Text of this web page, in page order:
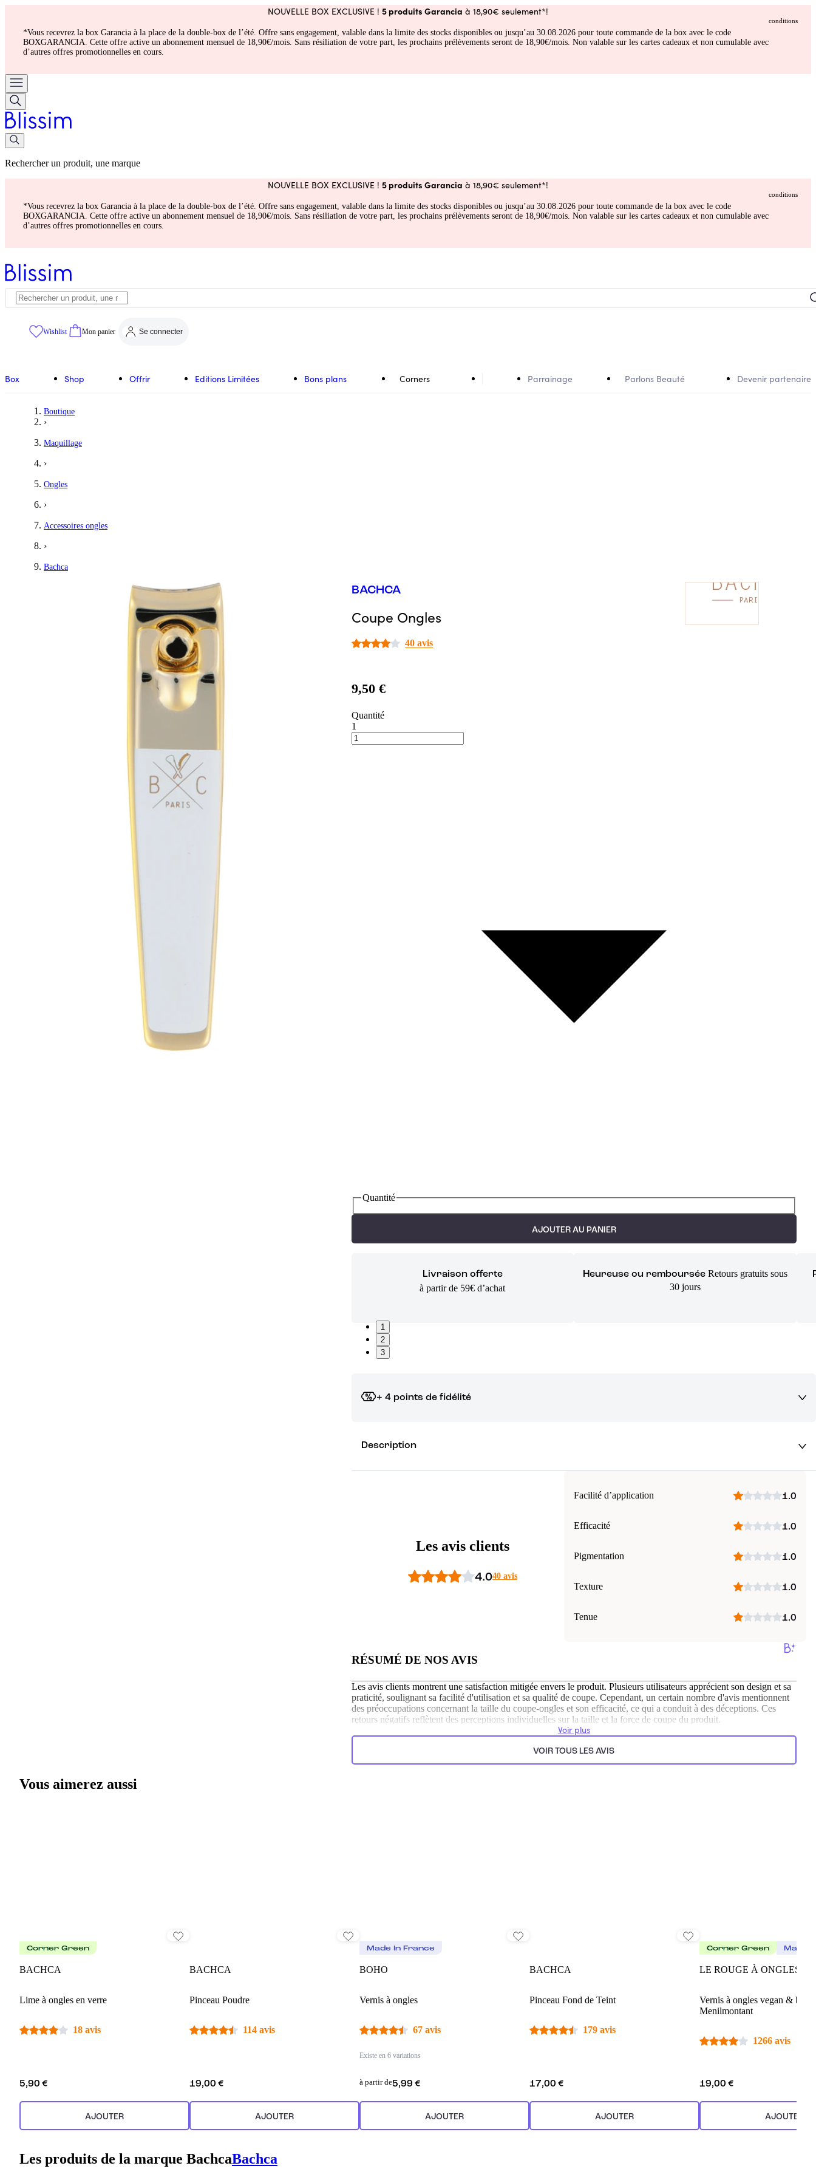
NOUVELLE BOX EXCLUSIVE ! 5 produits Garancia à 18,90€ seulement*!
conditions
*Vous recevrez la box Garancia à la place de la double-box de l’été. Offre sans engagement, valable dans la limite des stocks disponibles ou jusqu’au 30.08.2026 pour toute commande de la box avec le code
BOXGARANCIA. Cette offre active un abonnement mensuel de 18,90€/mois. Sans résiliation de votre part, les prochains prélèvements seront de 18,90€/mois. Non valable sur les cartes cadeaux et non cumulable avec
d’autres offres promotionnelles en cours.
Rechercher un produit, une marque
NOUVELLE BOX EXCLUSIVE ! 5 produits Garancia à 18,90€ seulement*!
conditions
*Vous recevrez la box Garancia à la place de la double-box de l’été. Offre sans engagement, valable dans la limite des stocks disponibles ou jusqu’au 30.08.2026 pour toute commande de la box avec le code
BOXGARANCIA. Cette offre active un abonnement mensuel de 18,90€/mois. Sans résiliation de votre part, les prochains prélèvements seront de 18,90€/mois. Non valable sur les cartes cadeaux et non cumulable avec
d’autres offres promotionnelles en cours.
Wishlist Mon panier Se connecter
Box Shop Offrir Editions Limitées Bons plans Corners Parrainage Parlons Beauté Devenir partenaire
Boutique
›
Maquillage
›
Ongles
›
Accessoires ongles
›
Bachca
BACHCA
Coupe Ongles
40 avis
9,50 €
Quantité
1
Quantité
AJOUTER AU PANIER
Livraison offerte
à partir de 59€ d’achat
Heureuse ou remboursée Retours gratuits sous
30 jours
1
2
3
+ 4 points de fidélité
Description
Les avis clients
4.040 avis
Facilité d’application 1.0
Efficacité 1.0
Pigmentation 1.0
Texture 1.0
Tenue 1.0
RÉSUMÉ DE NOS AVIS
Les avis clients montrent une satisfaction mitigée envers le produit. Plusieurs utilisateurs apprécient son design et sa
praticité, soulignant sa facilité d'utilisation et sa qualité de coupe. Cependant, un certain nombre d'avis mentionnent
des préoccupations concernant la taille du coupe-ongles et son efficacité, ce qui a conduit à des déceptions. Ces
retours négatifs reflètent des perceptions individuelles sur la taille et la force de coupe du produit.
Généré par l’IA à partir du texte des commentaires clients.
Voir plus
VOIR TOUS LES AVIS
Vous aimerez aussi
Corner Green
BACHCA
Lime à ongles en verre
18 avis
5,90 €
AJOUTER
BACHCA
Pinceau Poudre
114 avis
19,00 €
AJOUTER
Made In France
BOHO
Vernis à ongles
67 avis
Existe en 6 variations
à partir de5,99 €
AJOUTER
BACHCA
Pinceau Fond de Teint
179 avis
17,00 €
AJOUTER
Corner Green Made
LE ROUGE À ONGLES
Vernis à ongles vegan &
Menilmontant
1266 avis
19,00 €
AJOUTER
Les produits de la marque BachcaBachca